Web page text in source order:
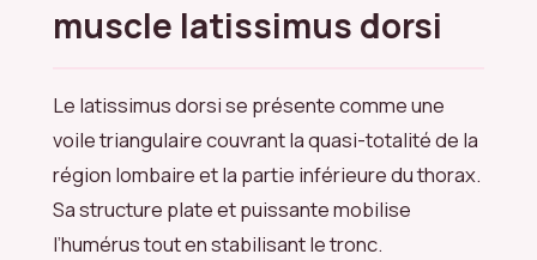
muscle latissimus dorsi
Le latissimus dorsi se présente comme une
voile triangulaire couvrant la quasi-totalité de la
région lombaire et la partie inférieure du thorax.
Sa structure plate et puissante mobilise
l’humérus tout en stabilisant le tronc.